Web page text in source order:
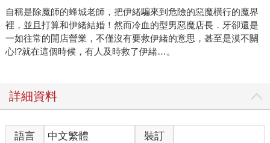
自稱是除魔師的蜂城老師，把伊緒騙來到危險的惡魔橫行的魔界
裡，並且打算和伊緒結婚！然而冷血的型男惡魔店長．牙卻還是
一如往常的開店營業，不僅沒有要救伊緒的意思，甚至是漠不關
心!?就在這個時候，有人及時救了伊緒…。
詳細資料
語言 中文繁體
裝訂